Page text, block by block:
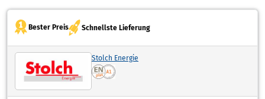
Bester Preis Schnellste Lieferung
Stolch Energie